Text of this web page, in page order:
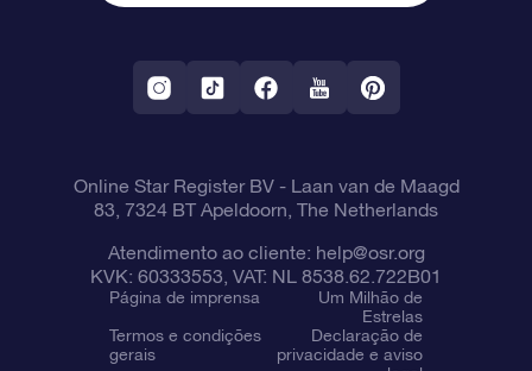
Aplicativo RV Fly me to the stars
Constelações
Online Star Register BV- Laan van de Maagd
83, 7324 BT Apeldoorn, The Netherlands
Atendimento ao cliente: help@osr.org
KVK: 60333553, VAT: NL 8538.62.722B01
Página de imprensa
Um Milhão de
Estrelas
Termos e condições
gerais
Declaração de
privacidade e aviso